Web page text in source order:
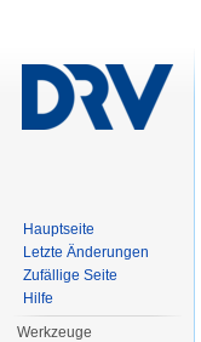
Hauptseite
Letzte Änderungen
Zufällige Seite
Hilfe
Werkzeuge